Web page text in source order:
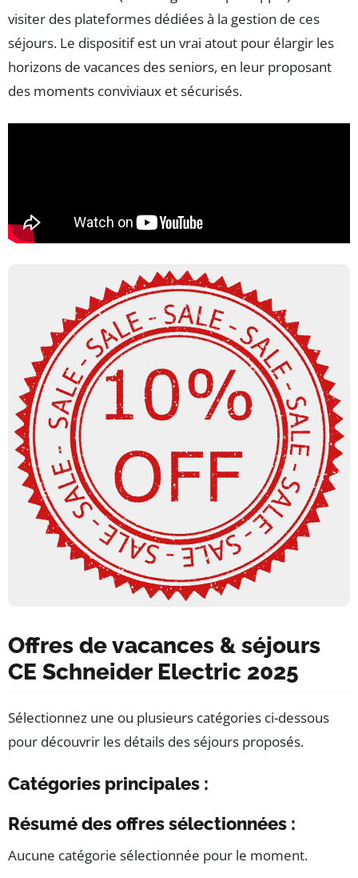
visiter des plateformes dédiées à la gestion de ces
séjours. Le dispositif est un vrai atout pour élargir les
horizons de vacances des seniors, en leur proposant
des moments conviviaux et sécurisés.
Offres de vacances & séjours
CE Schneider Electric 2025
Sélectionnez une ou plusieurs catégories ci-dessous
pour découvrir les détails des séjours proposés.
Catégories principales :
Résumé des offres sélectionnées :
Aucune catégorie sélectionnée pour le moment.